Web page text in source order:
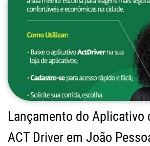
Lançamento do Aplicativo
ACT Driver em João